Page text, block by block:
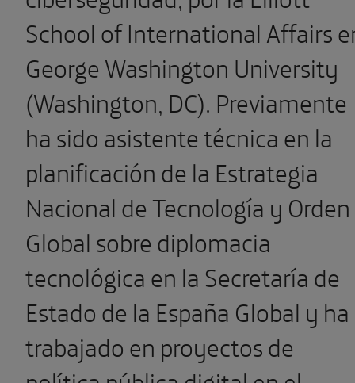
School of International Affairs
George Washington University
(Washington, DC). Previamente
ha sido asistente técnica en la
planificación de la Estrategia
Nacional de Tecnología y Orden
Global sobre diplomacia
tecnológica en la Secretaría de
Estado de la España Global y ha
trabajado en proyectos de